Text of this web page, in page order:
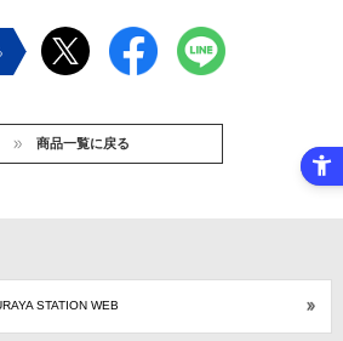
商品一覧に戻る
STATION WEB